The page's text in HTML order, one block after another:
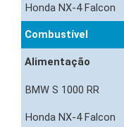
Combustível
Alimentação